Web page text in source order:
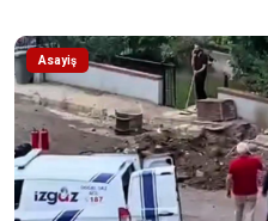
Asayiş